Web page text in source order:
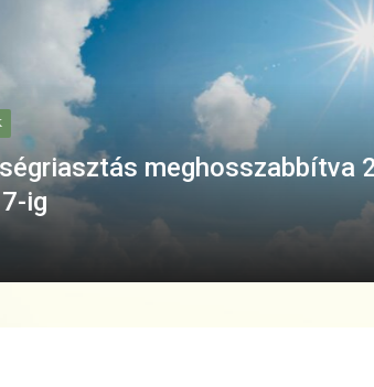
ügysegédi